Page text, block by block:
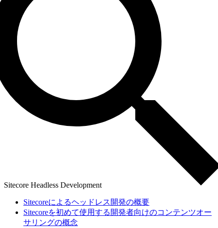
Sitecore Headless Development
Sitecoreによるヘッドレス開発の概要
Sitecoreを初めて使用する開発者向けのコンテンツオー
サリングの概念